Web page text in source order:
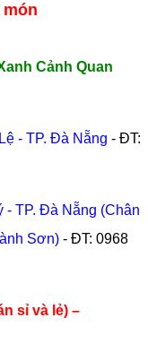
Cảnh Quan
- TP. Đà Nẵng - ĐT:
- TP. Đà Nẵng (Chân
Sơn) - ĐT: 0968
sỉ và lẻ) –